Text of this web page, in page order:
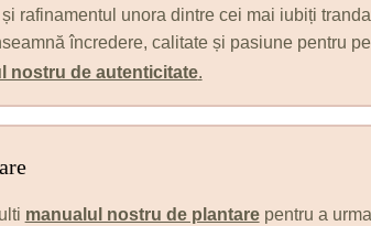
rafinamentul unora dintre cei mai iubiți
încredere, calitate și pasiune pentru
nostru de autenticitate.
manualul nostru de plantarepentru a